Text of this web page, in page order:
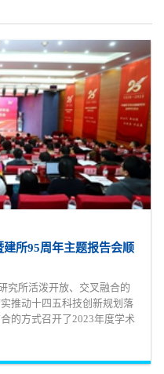
所95周年主题报告会顺
究所活泼开放、交叉融合的
推动十四五科技创新规划落
的方式召开了2023年度学术